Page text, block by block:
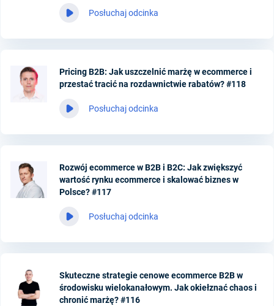
Posłuchaj odcinka
Pricing B2B: Jak uszczelnić marżę w ecommerce i
przestać tracić na rozdawnictwie rabatów? #118
Posłuchaj odcinka
Rozwój ecommerce w B2B i B2C: Jak zwiększyć
wartość rynku ecommerce i skalować biznes w
Polsce? #117
Posłuchaj odcinka
Skuteczne strategie cenowe ecommerce B2B w
środowisku wielokanałowym. Jak okiełznać chaos i
chronić marżę? #116